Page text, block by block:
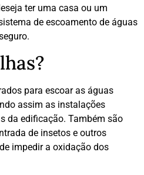
ter uma casa ou um
de escoamento de águas
para escoar as águas
assim as instalações
da edificação. Também são
de insetos e outros
impedir a oxidação dos